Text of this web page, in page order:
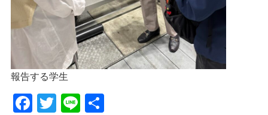
報告する学生
F T Li 共